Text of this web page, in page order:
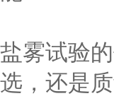
盐雾试验
选，还是